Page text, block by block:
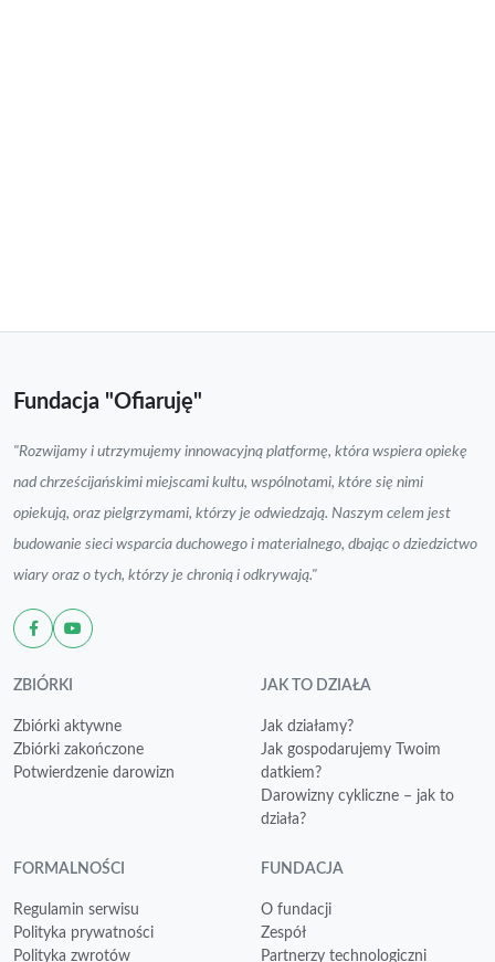
Fundacja "Ofiaruję"
"Rozwijamy i utrzymujemy innowacyjną platformę, która wspiera opiekę
nad chrześcijańskimi miejscami kultu, wspólnotami, które się nimi
opiekują, oraz pielgrzymami, którzy je odwiedzają. Naszym celem jest
budowanie sieci wsparcia duchowego i materialnego, dbając o dziedzictwo
wiary oraz o tych, którzy je chronią i odkrywają."
ZBIÓRKI
Zbiórki aktywne
Zbiórki zakończone
Potwierdzenie darowizn
JAK TO DZIAŁA
Jak działamy?
Jak gospodarujemy Twoim
datkiem?
Darowizny cykliczne – jak to
działa?
FORMALNOŚCI
Regulamin serwisu
Polityka prywatności
Polityka zwrotów
FUNDACJA
O fundacji
Zespół
Partnerzy technologiczni